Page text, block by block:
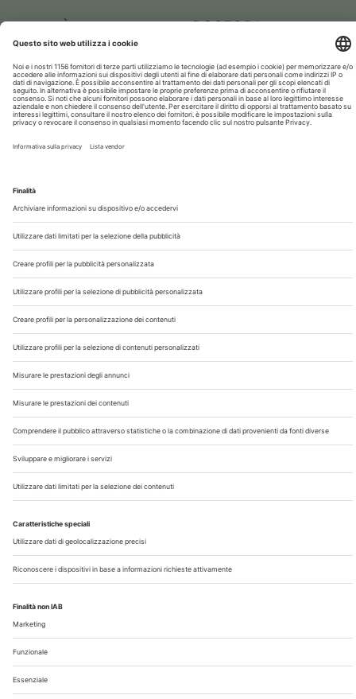
Contatti
Note Legali
Privacy
©2026 Edra S.p.a | www.edraspa.it | P.iva 08056040960
| Tel. 02/881841 | Sede legale: Viale Enrico Forlanini 21 -
Registrazione Tribunale di Milano n° 5578/2022 del
5/05/2022